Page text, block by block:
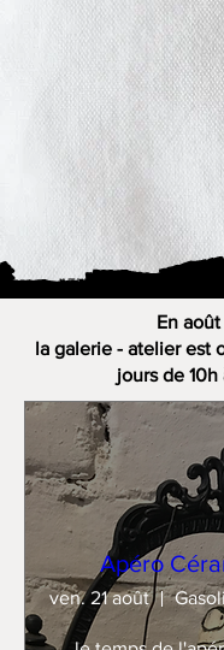
En août
la galerie - atelier est
jours de 10h
Apéro
ven. 21 août